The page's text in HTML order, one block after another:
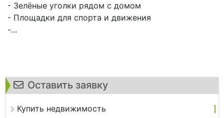
Оставить заявку
Купить недвижимость
- Зелёные уголки рядом с домом
- Площадки для спорта и движения
-...